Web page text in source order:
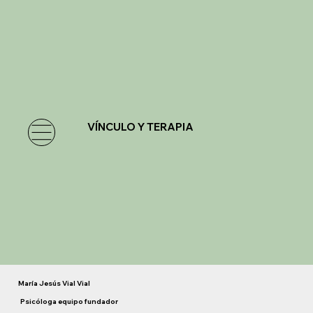
VÍNCULO Y TERAPIA
María Jesús Vial Vial
Psicóloga equipo fundador